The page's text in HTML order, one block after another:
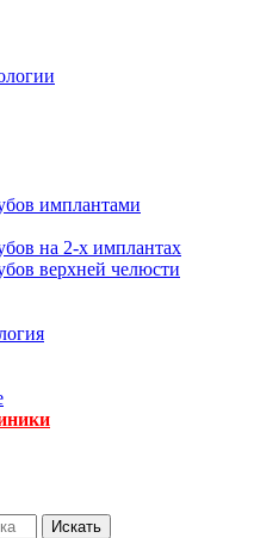
имплантами
на 2-х имплантах
верхней челюсти
Искать